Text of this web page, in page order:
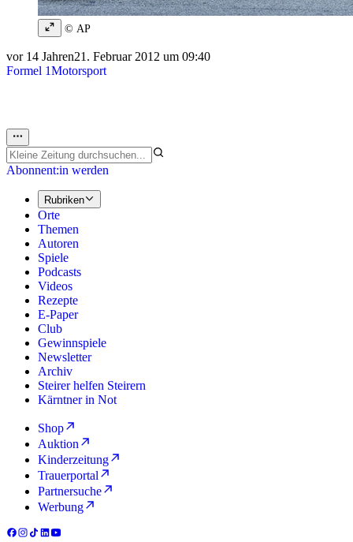
© AP
vor 14 Jahren21. Februar 2012 um 09:40
Formel 1Motorsport
Abonnent:in werden
Rubriken
Orte
Themen
Autoren
Spiele
Podcasts
Videos
Rezepte
E-Paper
Club
Gewinnspiele
Newsletter
Archiv
Steirer helfen Steirern
Kärntner in Not
Shop
Auktion
Kinderzeitung
Trauerportal
Partnersuche
Werbung